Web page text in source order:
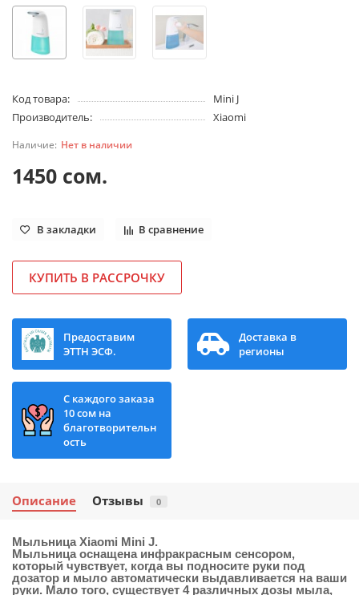
Код товара:
Mini J
Производитель:
Xiaomi
Нет в наличии
1450 сом.
В закладки В сравнение
КУПИТЬ В РАССРОЧКУ
Предоставим
ЭТТН ЭСФ.
Доставка в
регионы
С каждого заказа
10 сом на
благотворительн
ость
Описание Отзывы 0
Мыльница Xiaomi Mini J.
Мыльница оснащена инфракрасным сенсором,
который чувствует, когда вы подносите руки под
дозатор и мыло автоматически выдавливается на ваши
руки. Мало того, существует 4 различных дозы мыла,